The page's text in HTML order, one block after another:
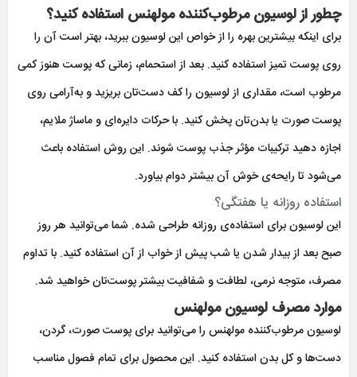
چطور از لوسیون مرطوب‌کننده مولهنس استفاده کنید؟
برای اینکه بیشترین بهره را از خواص این لوسیون ببرید، بهتر است آن را
روی پوست تمیز استفاده کنید. بعد از استحمام، زمانی که پوست هنوز کمی
مرطوب است، مقداری از لوسیون را کف دست‌تان بریزید و به‌آرامی روی
پوست صورت یا بدن‌تان پخش کنید. با حرکات دایره‌ای و ماساژ ملایم،
اجازه دهید ترکیبات مؤثر جذب پوست شوند. این روش استفاده باعث
می‌شود تا رایحه‌ی خوش آن بیشتر دوام بیاورد.
استفاده روزانه یا هفتگی؟
این لوسیون برای استفاده‌ی روزانه طراحی شده. شما می‌توانید هر روز
صبح بعد از بیدار شدن یا شب پیش از خواب از آن استفاده کنید. با تداوم
مصرف، متوجه نرمی، لطافت و شفافیت بیشتر پوست‌تان خواهید شد.
موارد مصرف لوسیون مولهنس
لوسیون مرطوب‌کننده مولهنس را می‌توانید برای پوست صورت، گردن،
دست‌ها و کل بدن استفاده کنید. این محصول برای تمام فصول مناسب